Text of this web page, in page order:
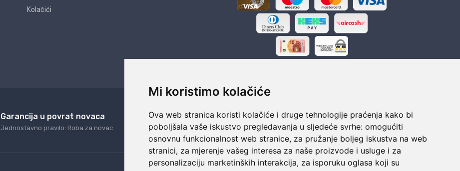
Mi koristimo kolačiće
Ova web stranica koristi kolačiće i druge tehnologije praćenja kako bi
poboljšala vaše iskustvo pregledavanja u sljedeće svrhe: omogućiti
osnovnu funkcionalnost web stranice, za pružanje boljeg iskustva na web
stranici, za mjerenje vašeg interesa za naše proizvode i usluge i za
personalizaciju marketinških interakcija, za isporuku oglasa koji su
Kolačići
Garancija u povrat novaca
Jednostavno pravilo: Roba za novac
24/7 odlična podrška
Naši agenti uvijek na raspolaganju
Sigurno obročno plaćanje
Do 24 rata bez kamata